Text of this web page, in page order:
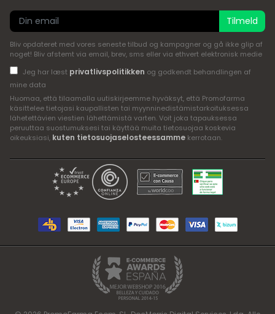
Tilmeld
Bliv opdateret med vores seneste tilbud og kampagner og gå ikke glip af
noget! Bliv afstemt via email, brev, sms eller via ethvert elektronisk medie
Jeg har læst privatlivspolitikken og godkendt behandlingen af
mine data
Huomaa, että tilaamalla uutiskirjeemme hyväksyt, että Promofarma
käsittelee tietojasi kaupallisten tai myynninedistämistarkoituksessa
lähetettävien viestien lähettämistä varten. Voit joka tapauksessa
peruuttaa suostumuksesi tai käyttää muita tietosuojaa koskevia
oikeuksiasi, kuten tietosuojaselosteessamme kerrotaan.